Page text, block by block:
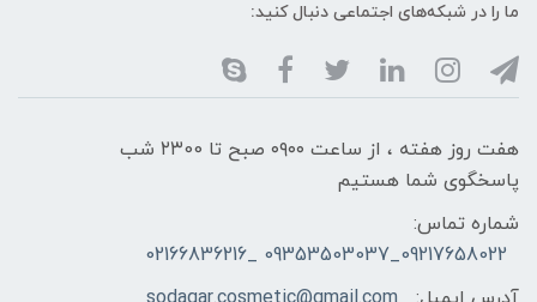
ما را در شبکه‌های اجتماعی دنبال کنید:
هفت روز هفته ، از ساعت ۰۹۰۰ صبح تا ۲۳00 شب
پاسخگوی شما هستیم
شماره تماس:
09217658022_09353503037 _02166836216